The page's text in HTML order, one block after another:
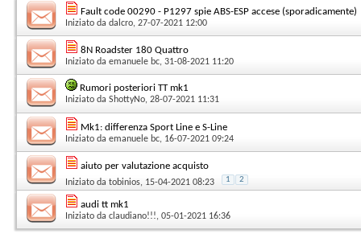
Fault code 00290 - P1297 spie ABS-ESP accese (sporadicamente)
Iniziato da dalcro, 27-07-2021 12:00
8N Roadster 180 Quattro
Iniziato da emanuele bc, 31-08-2021 11:20
Rumori posteriori TT mk1
Iniziato da ShottyNo, 28-07-2021 11:31
Mk1: differenza Sport Line e S-Line
Iniziato da emanuele bc, 16-07-2021 09:24
aiuto per valutazione acquisto
Iniziato da tobinios, 15-04-2021 08:23 1 2
audi tt mk1
Iniziato da claudiano!!!, 05-01-2021 16:36